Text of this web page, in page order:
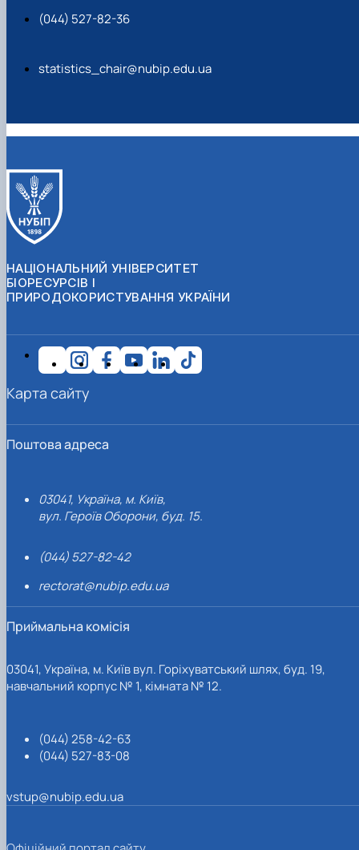
(044) 527-82-36
statistics_chair@nubip.edu.ua
НАЦІОНАЛЬНИЙ УНІВЕРСИТЕТ
БІОРЕСУРСІВ І
ПРИРОДОКОРИСТУВАННЯ УКРАЇНИ
Поштова адреса
03041, Україна, м. Київ,
вул. Героїв Оборони, буд. 15.
(044) 527-82-42
rectorat@nubip.edu.ua
Приймальна комісія
03041, Україна, м. Київ вул. Горіхуватський шлях, буд. 19,
навчальний корпус № 1, кімната № 12.
(044) 258-42-63
(044) 527-83-08
vstup@nubip.edu.ua
Карта сайту